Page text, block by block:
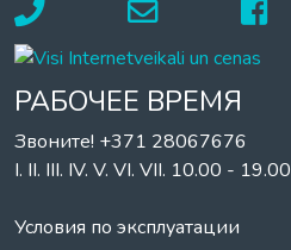
РАБОЧЕЕ ВРЕМЯ
Звоните! +371 28067676
I. II. III. IV. V. VI. VII. 10.00 - 19.00
Условия по эксплуатации